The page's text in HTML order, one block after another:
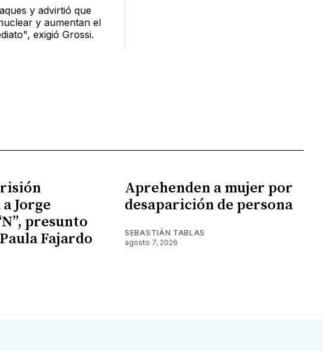
y advirtió que
y aumentan el
exigió Grossi.
Jorge
presunto
Fajardo
Aprehenden a mujer por
desaparición de persona
SEBASTIÁN TABLAS
agosto 7, 2026